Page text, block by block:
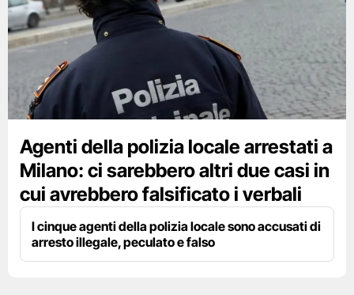
Agenti della polizia locale arrestati a
Milano: ci sarebbero altri due casi in
cui avrebbero falsificato i verbali
I cinque agenti della polizia locale sono accusati di
arresto illegale, peculato e falso